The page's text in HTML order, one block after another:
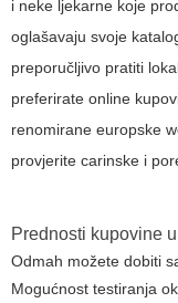
i neke ljekarne koje
oglašavaju svoje
preporučljivo pratiti
preferirate online
renomirane europske
provjerite carinske i
Prednosti kupovine
Odmah možete dobiti
Mogućnost testiranja